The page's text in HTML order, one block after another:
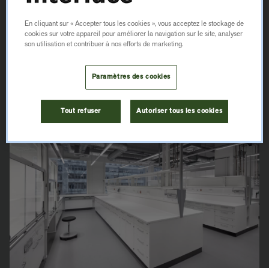
NOS PRODUITS EN
CAOUTCHOUC
En cliquant sur « Accepter tous les cookies », vous acceptez le stockage de
cookies sur votre appareil pour améliorer la navigation sur le site, analyser
son utilisation et contribuer à nos efforts de marketing.
Paramètres des cookies
Tout refuser Autoriser tous les cookies